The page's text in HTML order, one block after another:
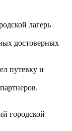
лагерь
достоверных
путевку и
городской